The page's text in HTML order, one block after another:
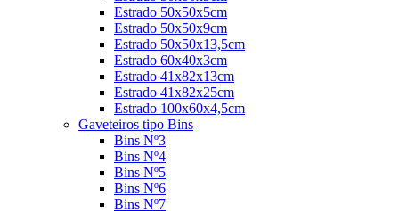
Estrado 50x50x5cm
Estrado 50x50x9cm
Estrado 50x50x13,5cm
Estrado 60x40x3cm
Estrado 41x82x13cm
Estrado 41x82x25cm
Estrado 100x60x4,5cm
Gaveteiros tipo Bins
Bins Nº3
Bins Nº4
Bins Nº5
Bins Nº6
Bins Nº7